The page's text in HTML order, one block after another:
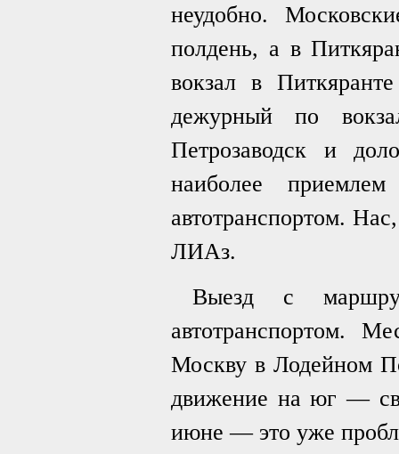
неудобно.
полдень, а в
вокзал в
дежурный по
Петрозаводск и
наиболее
автотранспортом.
ЛИАз.
Выезд с
автотранспортом.
Москву в Лодейном
движение на юг —
июне — это уже